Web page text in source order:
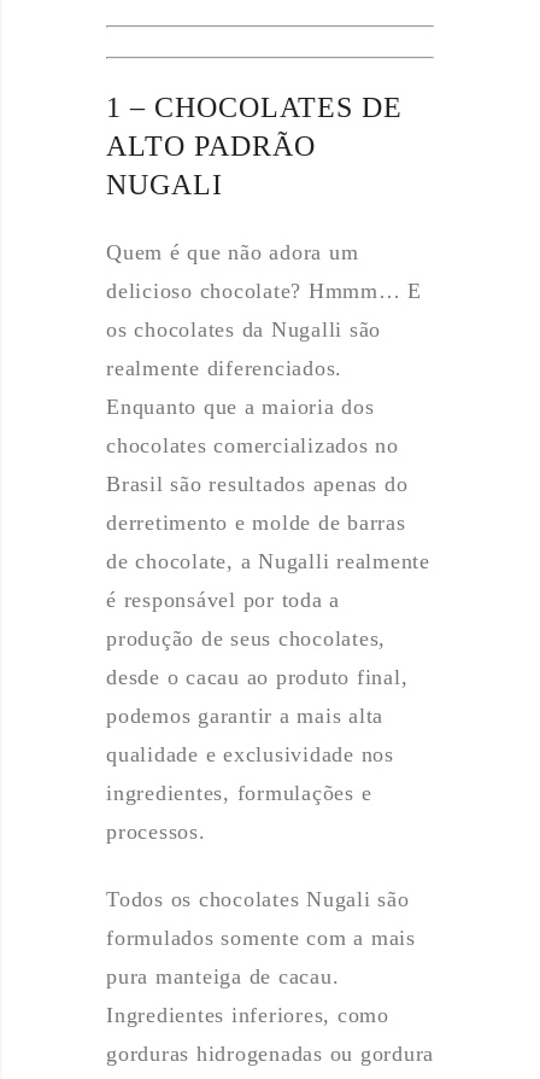
1 – CHOCOLATES DE
ALTO PADRÃO
NUGALI
Quem é que não adora um
delicioso chocolate? Hmmm… E
os chocolates da Nugalli são
realmente diferenciados.
Enquanto que a maioria dos
chocolates comercializados no
Brasil são resultados apenas do
derretimento e molde de barras
de chocolate, a Nugalli realmente
é responsável por toda a
produção de seus chocolates,
desde o cacau ao produto final,
podemos garantir a mais alta
qualidade e exclusividade nos
ingredientes, formulações e
processos.
Todos os chocolates Nugali são
formulados somente com a mais
pura manteiga de cacau.
Ingredientes inferiores, como
gorduras hidrogenadas ou gordura